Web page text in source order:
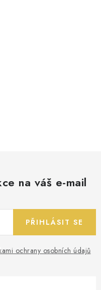
na váš e-mail
ochrany osobních údajů
PŘIHLÁSIT SE